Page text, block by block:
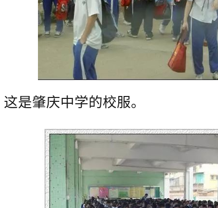
这是肇庆中学的校服。